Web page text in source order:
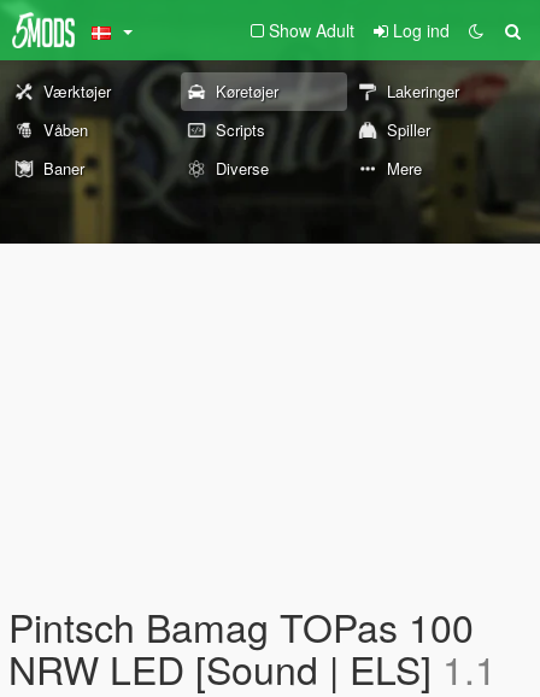
Show Adult Log ind
Værktøjer Køretøjer
Lakeringer
Våben
Scripts
Spiller
Baner
Diverse Mere
Pintsch Bamag TOPas 100
NRW LED [Sound | ELS] 1.1